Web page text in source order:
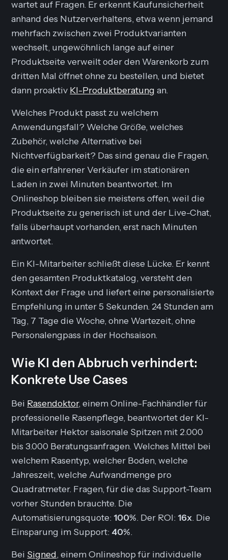
wartet auf Fragen. Er erkennt Kaufunsicherheit
anhand des Nutzerverhaltens, etwa wenn jemand
mehrfach zwischen zwei Produktvarianten
wechselt, ungewöhnlich lange auf einer
Produktseite verweilt oder den Warenkorb zum
dritten Mal öffnet ohne zu bestellen, und bietet
dann proaktiv KI-Produktberatung an.
Welches Produkt passt zu welchem
Anwendungsfall? Welche Größe, welches
Zubehör, welche Alternative bei
Nichtverfügbarkeit? Das sind genau die Fragen,
die ein erfahrener Verkäufer im stationären
Laden in zwei Minuten beantwortet. Im
Onlineshop bleiben sie meistens offen, weil die
Produktseite zu generisch ist und der Live-Chat,
falls überhaupt vorhanden, erst nach Minuten
antwortet.
Ein KI-Mitarbeiter schließt diese Lücke. Er kennt
den gesamten Produktkatalog, versteht den
Kontext der Frage und liefert eine personalisierte
Empfehlung in unter 5 Sekunden. 24 Stunden am
Tag, 7 Tage die Woche, ohne Wartezeit, ohne
Personalengpass in der Hochsaison.
Wie KI den Abbruch verhindert:
Konkrete Use Cases
Bei Rasendoktor, einem Online-Fachhändler für
professionelle Rasenpflege, beantwortet der KI-
Mitarbeiter Hektor saisonale Spitzen mit 2.000
bis 3.000 Beratungsanfragen. Welches Mittel bei
welchem Rasentyp, welcher Boden, welche
Jahreszeit, welche Aufwandmenge pro
Quadratmeter. Fragen, für die das Support-Team
vorher Stunden brauchte. Die
Automatisierungsquote: 100%. Der ROI: 16x. Die
Einsparung im Support: 40%.
Bei Signed, einem Onlineshop für individuelle